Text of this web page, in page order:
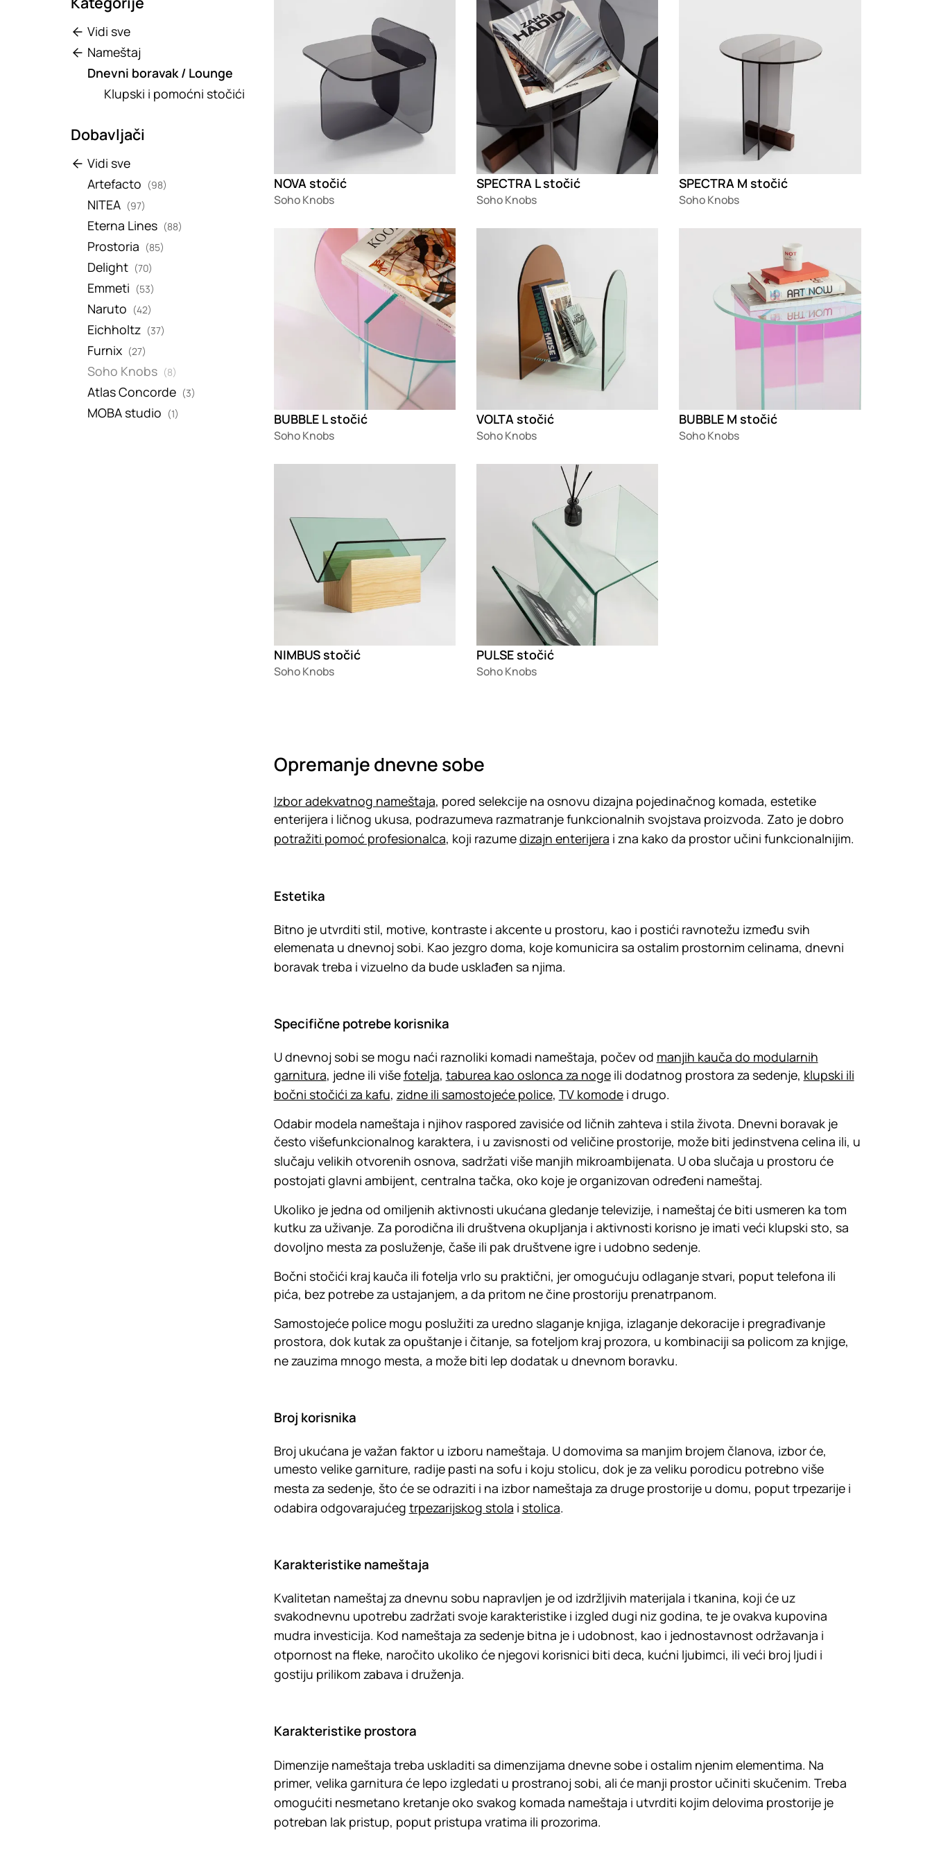
Vidi sve
Nameštaj
Dnevni boravak / Lounge
Klupski i pomoćni stočići
Dobavljači
Vidi sve
Artefacto (98)
NITEA (97)
Eterna Lines (88)
Prostoria (85)
Delight (70)
Emmeti (53)
Naruto (42)
Eichholtz (37)
Furnix (27)
Soho Knobs (8)
Atlas Concorde (3)
MOBA studio (1)
NOVA stočić
Soho Knobs
SPECTRA L stočić
Soho Knobs
SPECTRA M stočić
Soho Knobs
BUBBLE L stočić
Soho Knobs
VOLTA stočić
Soho Knobs
BUBBLE M stočić
Soho Knobs
NIMBUS stočić
Soho Knobs
PULSE stočić
Soho Knobs
Opremanje dnevne sobe
Izbor adekvatnog nameštaja, pored selekcije na osnovu dizajna pojedinačnog komada, estetike
enterijera i ličnog ukusa, podrazumeva razmatranje funkcionalnih svojstava proizvoda. Zato je dobro
potražiti pomoć profesionalca, koji razumedizajn enterijera i zna kako da prostor učini funkcionalnijim.
Estetika
Bitno je utvrditi stil, motive, kontraste i akcente u prostoru, kao i postići ravnotežu između svih
elemenata u dnevnoj sobi. Kao jezgro doma, koje komunicira sa ostalim prostornim celinama, dnevni
boravak treba i vizuelno da bude usklađen sa njima.
Specifične potrebe korisnika
U dnevnoj sobi se mogu naći raznoliki komadi nameštaja, počev od manjih kauča do modularnih
garnitura, jedne ili višefotelja, taburea kao oslonca za nogeili dodatnog prostora za sedenje, klupski ili
bočni stočići za kafu, zidne ili samostojeće police, TV komodei drugo.
Odabir modela nameštaja i njihov raspored zavisiće od ličnih zahteva i stila života. Dnevni boravak je
često višefunkcionalnog karaktera, i u zavisnosti od veličine prostorije, može biti jedinstvena celina ili, u
slučaju velikih otvorenih osnova, sadržati više manjih mikroambijenata. U oba slučaja u prostoru će
postojati glavni ambijent, centralna tačka, oko koje je organizovan određeni nameštaj.
Ukoliko je jedna od omiljenih aktivnosti ukućana gledanje televizije, i nameštaj će biti usmeren ka tom
kutku za uživanje. Za porodična ili društvena okupljanja i aktivnosti korisno je imati veći klupski sto, sa
dovoljno mesta za posluženje, čaše ili pak društvene igre i udobno sedenje.
Bočni stočići kraj kauča ili fotelja vrlo su praktični, jer omogućuju odlaganje stvari, poput telefona ili
pića, bez potrebe za ustajanjem, a da pritom ne čine prostoriju prenatrpanom.
Samostojeće police mogu poslužiti za uredno slaganje knjiga, izlaganje dekoracije i pregrađivanje
prostora, dok kutak za opuštanje i čitanje, sa foteljom kraj prozora, u kombinaciji sa policom za knjige,
ne zauzima mnogo mesta, a može biti lep dodatak u dnevnom boravku.
Broj korisnika
Broj ukućana je važan faktor u izboru nameštaja. U domovima sa manjim brojem članova, izbor će,
umesto velike garniture, radije pasti na sofu i koju stolicu, dok je za veliku porodicu potrebno više
mesta za sedenje, što će se odraziti i na izbor nameštaja za druge prostorije u domu, poput trpezarije i
odabira odgovarajućeg trpezarijskog stola i stolica.
Karakteristike nameštaja
Kvalitetan nameštaj za dnevnu sobu napravljen je od izdržljivih materijala i tkanina, koji će uz
svakodnevnu upotrebu zadržati svoje karakteristike i izgled dugi niz godina, te je ovakva kupovina
mudra investicija. Kod nameštaja za sedenje bitna je i udobnost, kao i jednostavnost održavanja i
otpornost na fleke, naročito ukoliko će njegovi korisnici biti deca, kućni ljubimci, ili veći broj ljudi i
gostiju prilikom zabava i druženja.
Karakteristike prostora
Dimenzije nameštaja treba uskladiti sa dimenzijama dnevne sobe i ostalim njenim elementima. Na
primer, velika garnitura će lepo izgledati u prostranoj sobi, ali će manji prostor učiniti skučenim. Treba
omogućiti nesmetano kretanje oko svakog komada nameštaja i utvrditi kojim delovima prostorije je
potreban lak pristup, poput pristupa vratima ili prozorima.